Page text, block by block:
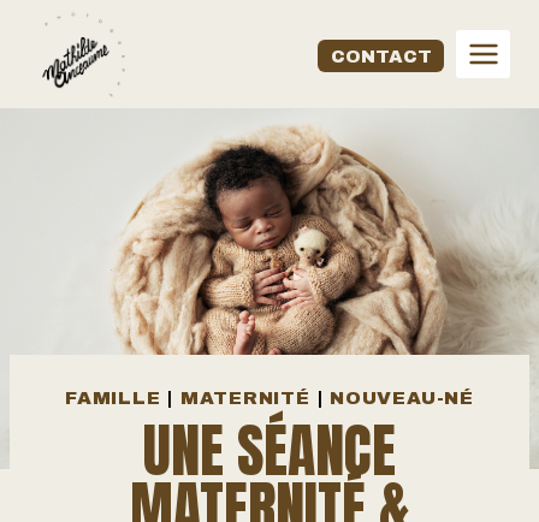
Aller
CONTACT
FAMILLE | MATERNITÉ | NOUVEAU-NÉ
UNE SÉANCE